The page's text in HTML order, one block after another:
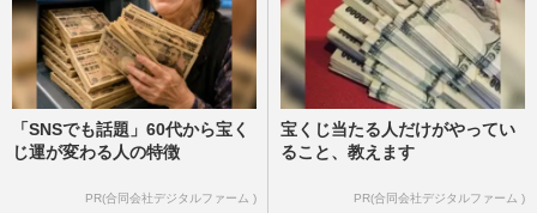
「SNSでも話題」60代から宝く
じ運が変わる人の特徴
PR(合同会社デジタルファーム )
宝くじ当たる人だけがやってい
ること、教えます
PR(合同会社デジタルファーム )